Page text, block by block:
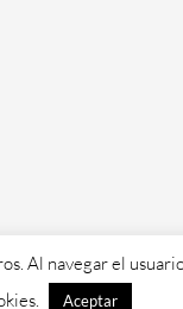
Al navegar el
Aceptar